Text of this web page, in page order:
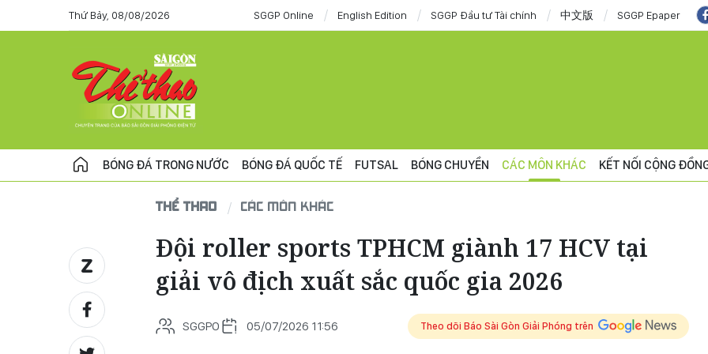
Thứ Bảy, 08/08/2026 SGGP Online English Edition SGGP Đầu tư Tài chính 中文版 SGGP Epaper
BÓNG ĐÁ TRONG NƯỚC BÓNG ĐÁ QUỐC TẾ FUTSAL BÓNG CHUYỀN CÁC MÔN KHÁC KẾT NỐI CỘNG
THỂ THAO CÁC MÔN KHÁC
Đội roller sports TPHCM giành 17 HCV tại
giải vô địch xuất sắc quốc gia 2026
SGGPO 05/07/2026 11:56 Theo dõi Báo Sài Gòn Giải Phóng trên